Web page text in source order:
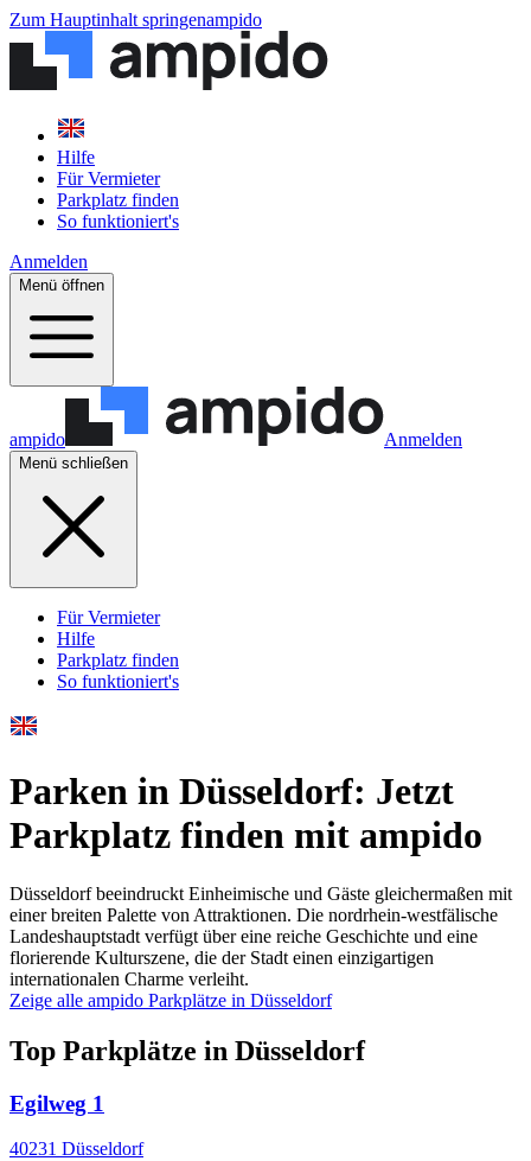
Zum Hauptinhalt springenampido
Hilfe
Für Vermieter
Parkplatz finden
So funktioniert's
Anmelden
Menü öffnen
ampido Anmelden
Menü schließen
Für Vermieter
Hilfe
Parkplatz finden
So funktioniert's
Parken in Düsseldorf: Jetzt
Parkplatz finden mit ampido
Düsseldorf beeindruckt Einheimische und Gäste gleichermaßen mit
einer breiten Palette von Attraktionen. Die nordrhein-westfälische
Landeshauptstadt verfügt über eine reiche Geschichte und eine
florierende Kulturszene, die der Stadt einen einzigartigen
internationalen Charme verleiht.
Zeige alle ampido Parkplätze in Düsseldorf
Top Parkplätze in Düsseldorf
Egilweg 1
40231 Düsseldorf